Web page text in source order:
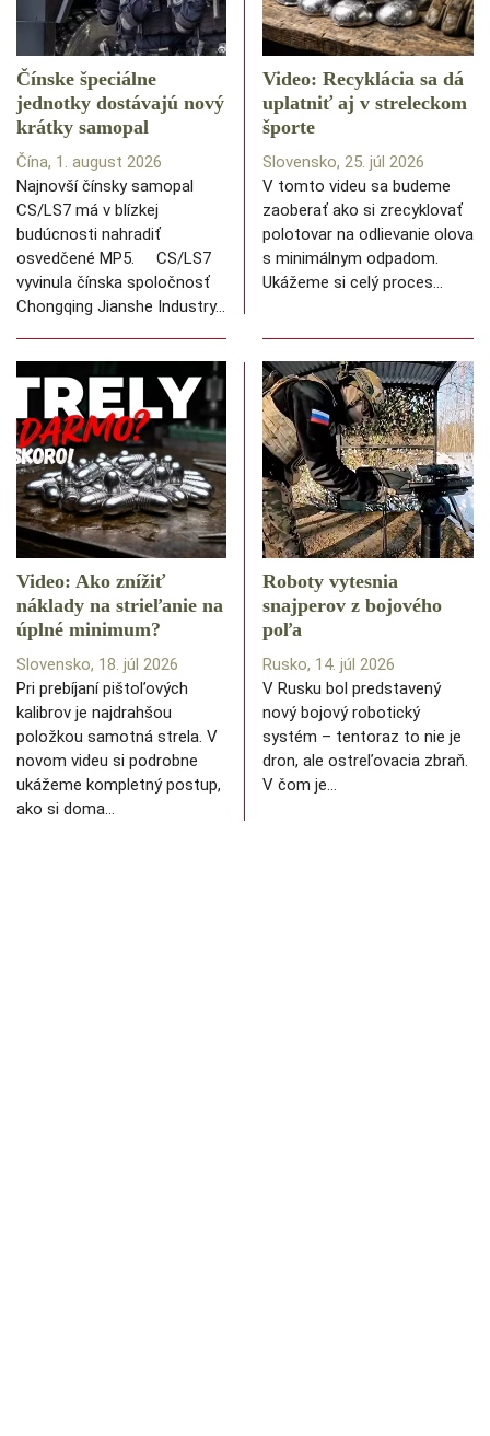
Čínske špeciálne
jednotky dostávajú nový
krátky samopal
Čína, 1. august 2026
Najnovší čínsky samopal
CS/LS7 má v blízkej
budúcnosti nahradiť
osvedčené MP5. CS/LS7
vyvinula čínska spoločnosť
Chongqing Jianshe Industry…
Video: Recyklácia sa dá
uplatniť aj v streleckom
športe
Slovensko, 25. júl 2026
V tomto videu sa budeme
zaoberať ako si zrecyklovať
polotovar na odlievanie olova
s minimálnym odpadom.
Ukážeme si celý proces…
Video: Ako znížiť
náklady na strieľanie na
úplné minimum?
Slovensko, 18. júl 2026
Pri prebíjaní pištoľových
kalibrov je najdrahšou
položkou samotná strela. V
novom videu si podrobne
ukážeme kompletný postup,
ako si doma…
Roboty vytesnia
snajperov z bojového
poľa
Rusko, 14. júl 2026
V Rusku bol predstavený
nový bojový robotický
systém – tentoraz to nie je
dron, ale ostreľovacia zbraň.
V čom je…